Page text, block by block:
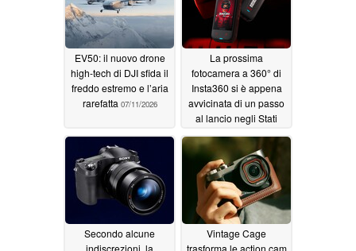
EV50: il nuovo drone
high-tech di DJI sfida il
freddo estremo e l’aria
rarefatta 07/11/2026
La prossima
fotocamera a 360° di
Insta360 si è appena
avvicinata di un passo
al lancio negli Stati
Uniti07/07/2026
Secondo alcune
Vintage Cage